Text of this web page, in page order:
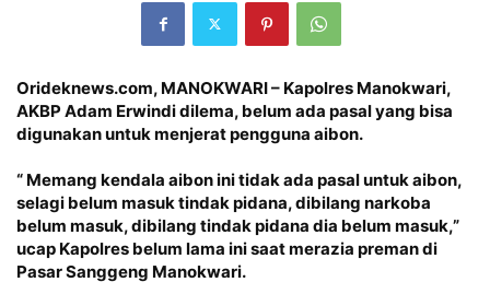
Orideknews.com, MANOKWARI – Kapolres Manokwari,
AKBP Adam Erwindi dilema, belum ada pasal yang bisa
digunakan untuk menjerat pengguna aibon.
“ Memang kendala aibon ini tidak ada pasal untuk aibon,
selagi belum masuk tindak pidana, dibilang narkoba
belum masuk, dibilang tindak pidana dia belum masuk,”
ucap Kapolres belum lama ini saat merazia preman di
Pasar Sanggeng Manokwari.